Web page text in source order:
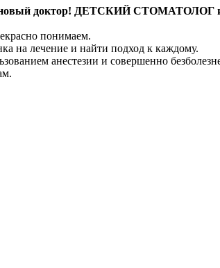
новый доктор! ДЕТСКИЙ
понимаем.
на лечение и найти подход к каждому.
анестезии и совершенно